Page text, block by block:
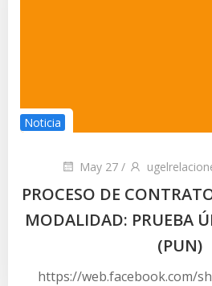
Noticia
May 27 /
PROCESO DE
MODALIDAD: PRUEBA
(PUN)
https://web.facebook.com/